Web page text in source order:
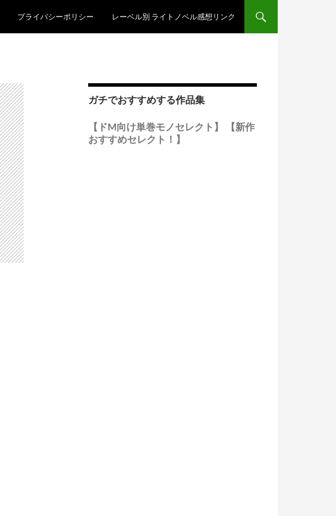
プライバシーポリシー
レーベル別 ライトノベル感想リンク
ガチでおすすめする作品集
【ドM向け単巻モノセレクト】
【新作
おすすめセレクト！】